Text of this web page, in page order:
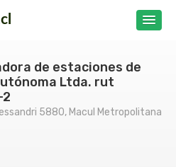
de estaciones de
Ltda. rut
5880, Macul Metropolitana